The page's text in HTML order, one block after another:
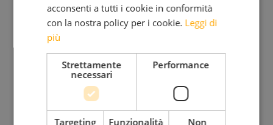
Iscriviti alla mia Newsletter
Riflessioni, provocazioni, bellezza da condividere insieme
acconsenti a tutti i cookie in conformità
con la nostra policy per i cookie. Leggi di
più
Strettamente
necessari
Performance
Targeting Funzionalità
Non